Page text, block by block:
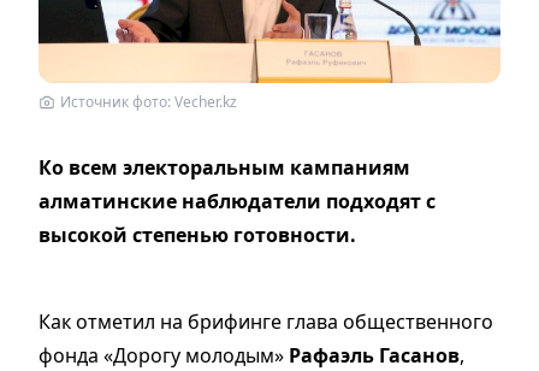
Источник фото: Vecher.kz
Ко всем электоральным кампаниям
алматинские наблюдатели подходят с
высокой степенью готовности.
Как отметил на брифинге глава общественного
фонда «Дорогу молодым» Рафаэль Гасанов,